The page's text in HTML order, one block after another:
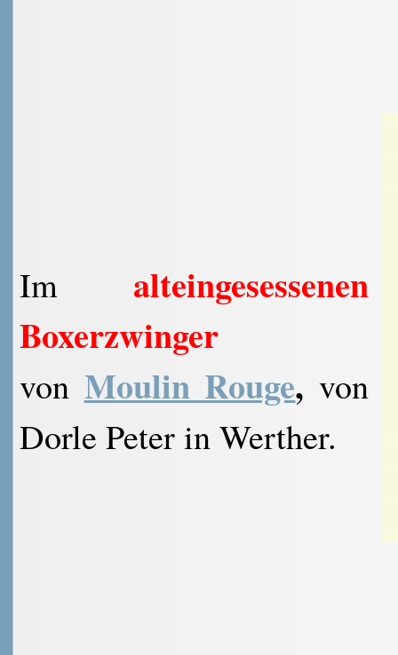
Im alteingesessenen
Boxerzwinger
von Moulin Rouge,von
Dorle Peter in Werther.